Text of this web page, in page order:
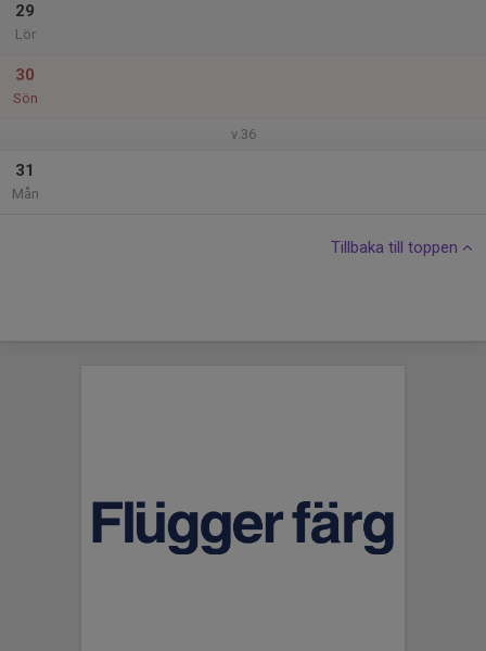
29
Lör
30
Sön
v.36
31
Mån
Tillbaka till toppen